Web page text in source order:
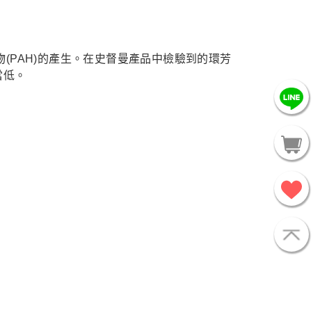
的產生。在史督曼產品中檢驗到的環芳
。